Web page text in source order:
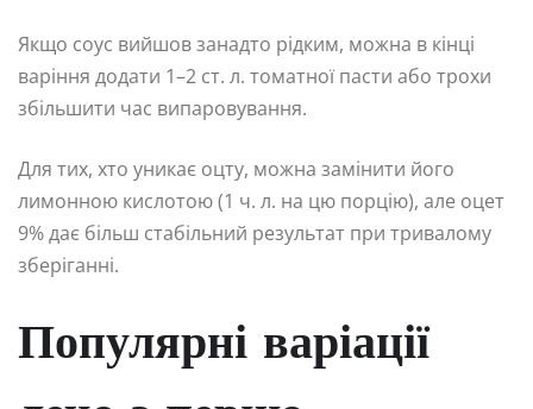
Якщо соус вийшов занадто рідким, можна в кінці
варіння додати 1–2 ст. л. томатної пасти або трохи
збільшити час випаровування.
Для тих, хто уникає оцту, можна замінити його
лимонною кислотою (1 ч. л. на цю порцію), але оцет
9% дає більш стабільний результат при тривалому
зберіганні.
Популярні варіації